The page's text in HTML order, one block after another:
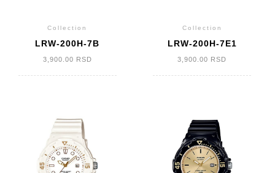
Collection
LRW-200H-7B
3,900.00 RSD
Collection
LRW-200H-7E1
3,900.00 RSD